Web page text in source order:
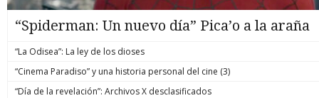
“Spiderman: Un nuevo día” Pica’o a la araña
“La Odisea”: La ley de los dioses
“Cinema Paradiso” y una historia personal del cine (3)
“Día de la revelación”: Archivos X desclasificados